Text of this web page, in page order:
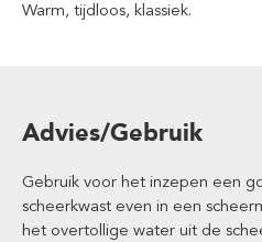
Warm, tijdloos, klassiek.
Advies/Gebruik
Gebruik voor het inzepen een
scheerkwast even in een
het overtollige water uit de